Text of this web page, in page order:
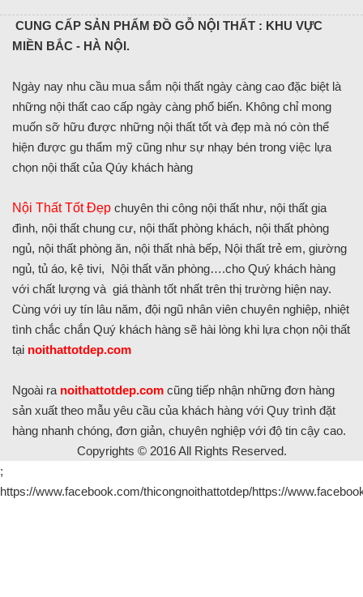
CUNG CẤP SẢN PHẨM ĐỒ GỖ NỘI THẤT : KHU VỰC
MIỀN BẮC - HÀ NỘI.
Ngày nay nhu cầu mua sắm nội thất ngày càng cao đặc biệt là
những nội thất cao cấp ngày càng phổ biến. Không chỉ mong
muốn sỡ hữu được những nội thất tốt và đẹp mà nó còn thể
hiện được gu thẩm mỹ cũng như sự nhạy bén trong việc lựa
chọn nội thất của Qúy khách hàng
Nội Thất Tốt Đẹp chuyên thi công nội thất như, nội thất gia
đình, nội thất chung cư, nội thất phòng khách, nội thất phòng
ngủ, nội thất phòng ăn, nội thất nhà bếp, Nội thất trẻ em, giường
ngủ, tủ áo, kệ tivi, Nội thất văn phòng….cho Quý khách hàng
với chất lượng và giá thành tốt nhất trên thị trường hiện nay.
Cùng với uy tín lâu năm, đội ngũ nhân viên chuyên nghiệp, nhiệt
tình chắc chắn Quý khách hàng sẽ hài lòng khi lựa chọn nội thất
tại noithattotdep.com
Ngoài ra noithattotdep.com cũng tiếp nhận những đơn hàng
sản xuất theo mẫu yêu cầu của khách hàng với Quy trình đặt
hàng nhanh chóng, đơn giản, chuyên nghiệp với độ tin cậy cao.
Copyrights © 2016 All Rights Reserved.
;
https://www.facebook.com/thicongnoithattotdep/https://